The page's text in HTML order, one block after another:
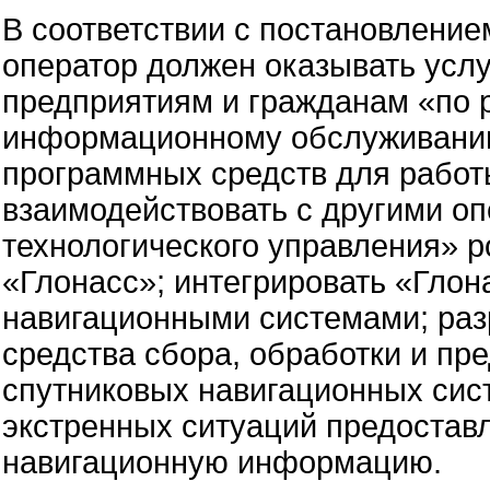
В соответствии с
оператор должен оказывать
предприятиям и гражданам «по
информационному
программных средств для
взаимодействовать с другими
технологического управления»
«Глонасс»; интегрировать
навигационными системами;
средства сбора, обработки и
спутниковых навигационных
экстренных ситуаций
навигационную информацию.